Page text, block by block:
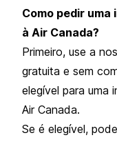
Como pedir uma
à Air Canada?
Primeiro, use a
gratuita e sem
elegível para uma
Air Canada.
Se é elegível,